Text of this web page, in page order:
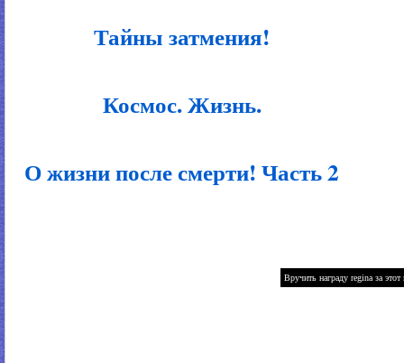
Тайны затмения!
Космос. Жизнь.
О жизни после смерти! Часть 2